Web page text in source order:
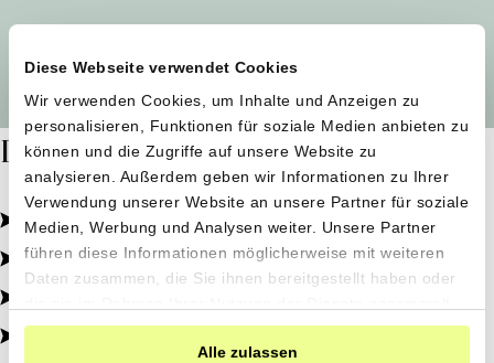
Diese Webseite verwendet Cookies
Wir verwenden Cookies, um Inhalte und Anzeigen zu
personalisieren, Funktionen für soziale Medien anbieten zu
können und die Zugriffe auf unsere Website zu
analysieren. Außerdem geben wir Informationen zu Ihrer
Verwendung unserer Website an unsere Partner für soziale
Medien, Werbung und Analysen weiter. Unsere Partner
führen diese Informationen möglicherweise mit weiteren
Daten zusammen, die Sie ihnen bereitgestellt haben oder
haben.
Alle zulassen
Dafür stehen wir
Pestizidfrei angebaut, schonend verarbeitet.
Natürliche Zutaten, echter Geschmack.
Von kleinen Höfen, direkt zu dir.
100% transparent, 0% Zusatzstoffe.